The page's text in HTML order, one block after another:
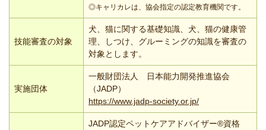
◎キャリカレは、協会指定の認定教育機関です。
技能審査の対象
犬、猫に関する基礎知識、犬、猫の健康管
理、しつけ、グルーミングの知識を審査の
対象とします。
実施団体
一般財団法人 日本能力開発推進協会
（JADP）
https://www.jadp-society.or.jp/
JADP認定ペットケアアドバイザー®資格